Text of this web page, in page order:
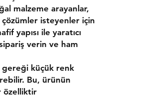
malzeme arayanlar,
isteyenler için
yapısı ile yaratıcı
verin ve ham
gereği küçük renk
Bu, ürünün
özelliktir.